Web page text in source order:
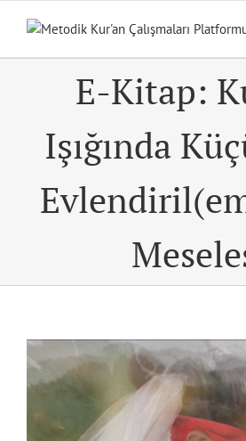
E-Kitap:
Işığında
View
Larger
Image